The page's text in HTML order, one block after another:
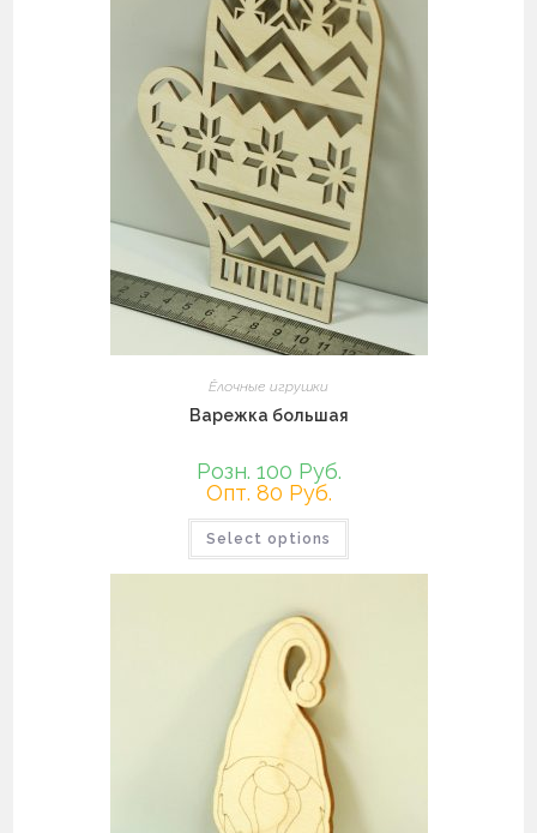
Ёлочные игрушки
Варежка большая
Розн. 100 Руб.
Опт. 80 Руб.
Select options